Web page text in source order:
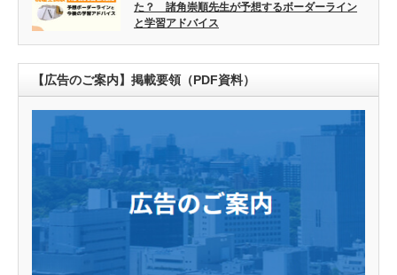
た？ 諸角崇順先生が予想するボーダーライン
と学習アドバイス
【広告のご案内】掲載要領（PDF資料）